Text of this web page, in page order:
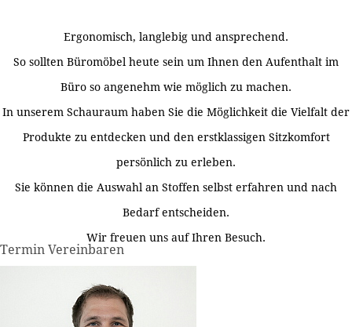
Ergonomisch, langlebig und ansprechend.
So sollten Büromöbel heute sein um Ihnen den Aufenthalt im
Büro so angenehm wie möglich zu machen.
In unserem Schauraum haben Sie die Möglichkeit die Vielfalt der
Produkte zu entdecken und den erstklassigen Sitzkomfort
persönlich zu erleben.
Sie können die Auswahl an Stoffen selbst erfahren und nach
Bedarf entscheiden.
Wir freuen uns auf Ihren Besuch.
Termin Vereinbaren